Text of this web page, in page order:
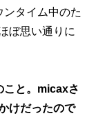
ンタイム中のた
ぼ思い通りに
と。micaxさ
けだったので